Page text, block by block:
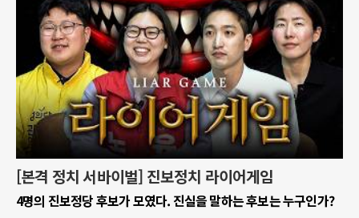
[본격 정치 서바이벌] 진보정치 라이어게임
4명의 진보정당 후보가 모였다. 진실을 말하는 후보는 누구인가?